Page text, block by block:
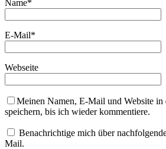
Name*
E-Mail*
Webseite
Meinen Namen, E-Mail und Website in
speichern, bis ich wieder kommentiere.
Benachrichtige mich über
Mail.